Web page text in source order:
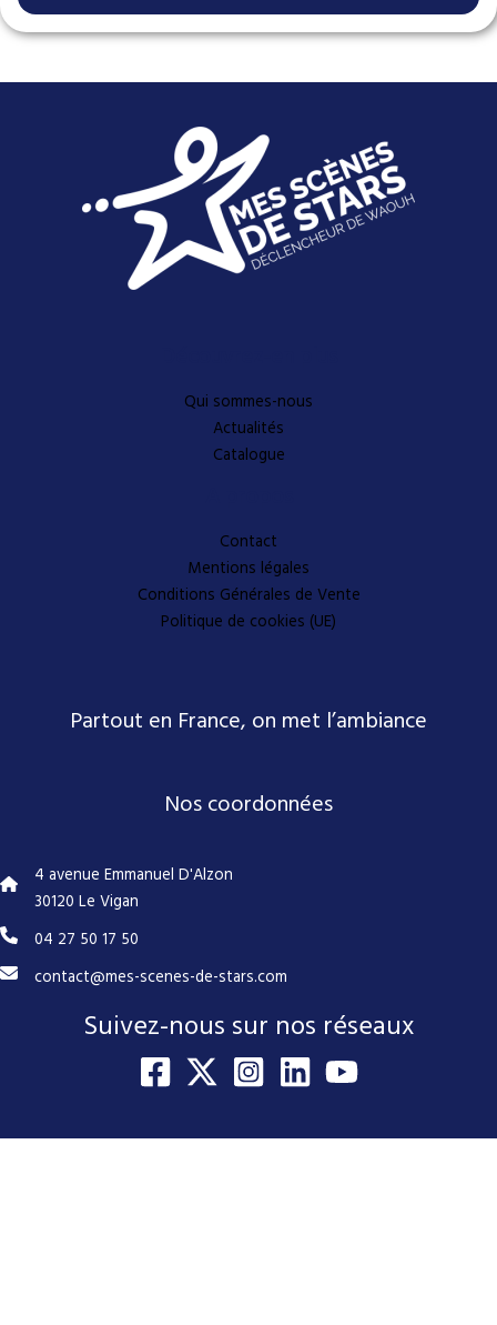
Qui sommes-nous
Actualités
Catalogue
Contact
Mentions légales
Conditions Générales de Vente
Politique de cookies (UE)
Partout en France, on met l’ambiance
Nos coordonnées
4 avenue Emmanuel D'Alzon
30120 Le Vigan
04 27 50 17 50
contact@mes-scenes-de-stars.com
Suivez-nous sur nos réseaux